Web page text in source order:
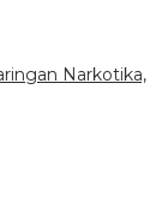
Narkotika,